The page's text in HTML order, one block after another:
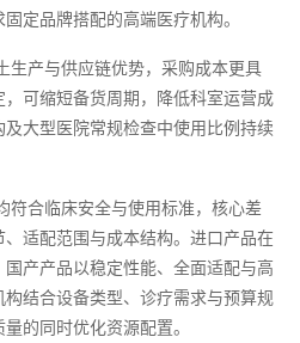
定品牌搭配的高端医疗机构。
生产与供应链优势，采购成本更具
可缩短备货周期，降低科室运营成
大型医院常规检查中使用比例持续
符合临床安全与使用标准，核心差
适配范围与成本结构。进口产品在
产产品以稳定性能、全面适配与高
结合设备类型、诊疗需求与预算规
的同时优化资源配置。